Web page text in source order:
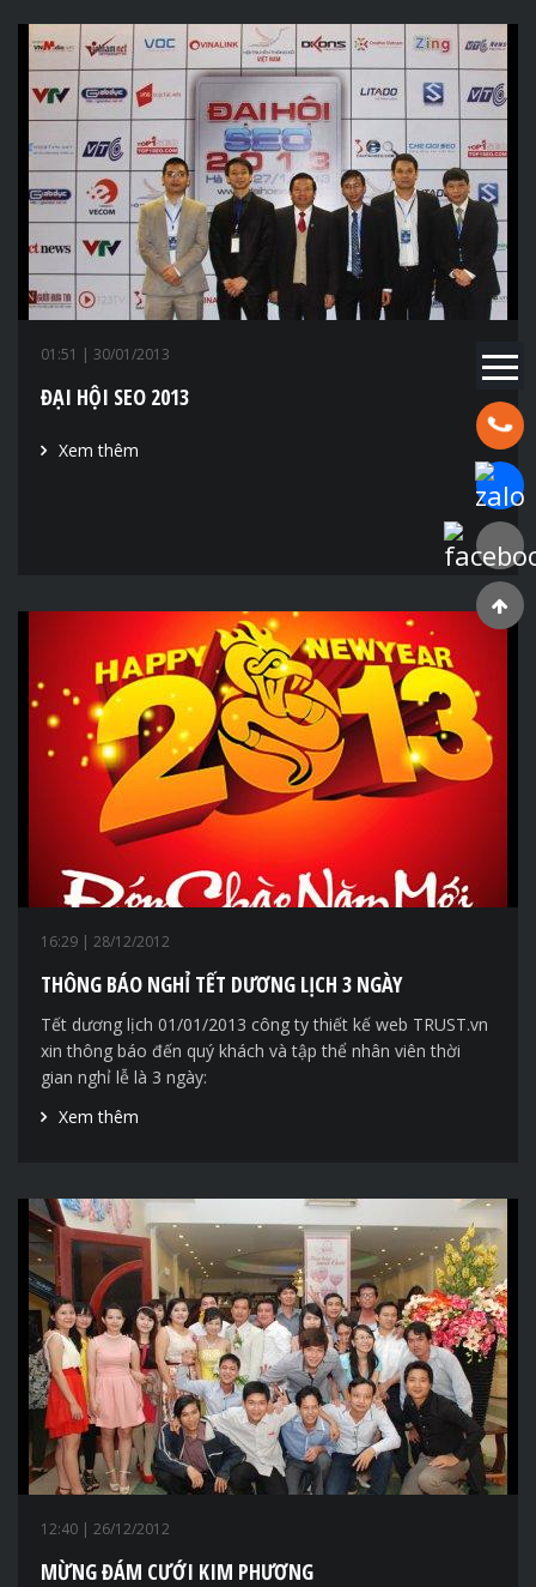
Hotline:
Chat
01:51 | 30/01/2013
ĐẠI HỘI SEO 2013
Xem thêm
16:29 | 28/12/2012
THÔNG BÁO NGHỈ TẾT DƯƠNG LỊCH 3 NGÀY
Tết dương lịch 01/01/2013 công ty thiết kế web TRUST.vn
xin thông báo đến quý khách và tập thể nhân viên thời
gian nghỉ lễ là 3 ngày:
Xem thêm
12:40 | 26/12/2012
MỪNG ĐÁM CƯỚI KIM PHƯƠNG